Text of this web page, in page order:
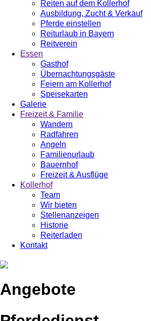
Reiten auf dem Kollerhof
Ausbildung, Zucht & Verkauf
Pferde einstellen
Reiturlaub in Bayern
Reitverein
Essen
Gasthof
Übernachtungsgäste
Feiern am Kollerhof
Speisekarten
Galerie
Freizeit & Familie
Wandern
Radfahren
Angeln
Familienurlaub
Bauernhof
Freizeit & Ausflüge
Kollerhof
Team
Wir bieten
Stellenanzeigen
Historie
Reiterladen
Kontakt
Angebote